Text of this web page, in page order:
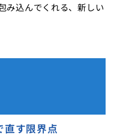
み込んでくれる、新しい
直す限界点